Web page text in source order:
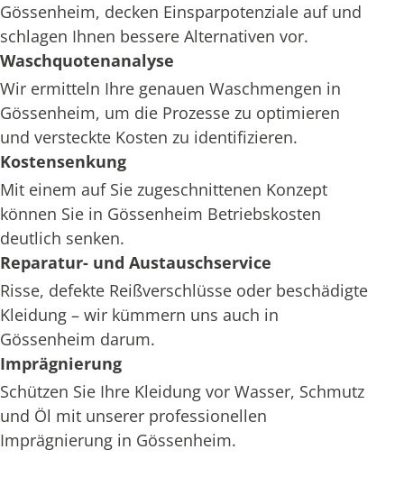
Gössenheim, decken Einsparpotenziale auf und
schlagen Ihnen bessere Alternativen vor.
Waschquotenanalyse
Wir ermitteln Ihre genauen Waschmengen in
Gössenheim, um die Prozesse zu optimieren
und versteckte Kosten zu identifizieren.
Kostensenkung
Mit einem auf Sie zugeschnittenen Konzept
können Sie in Gössenheim Betriebskosten
deutlich senken.
Reparatur- und Austauschservice
Risse, defekte Reißverschlüsse oder beschädigte
Kleidung – wir kümmern uns auch in
Gössenheim darum.
Imprägnierung
Schützen Sie Ihre Kleidung vor Wasser, Schmutz
und Öl mit unserer professionellen
Imprägnierung in Gössenheim.